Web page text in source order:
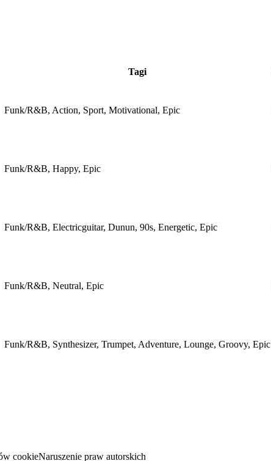
Tagi
Funk/R&B, Action, Sport, Motivational, Epic
Funk/R&B, Happy, Epic
Funk/R&B, Electricguitar, Dunun, 90s, Energetic, Epic
Funk/R&B, Neutral, Epic
Funk/R&B, Synthesizer, Trumpet, Adventure, Lounge, Groovy, Epic
cookieNaruszenie praw autorskich